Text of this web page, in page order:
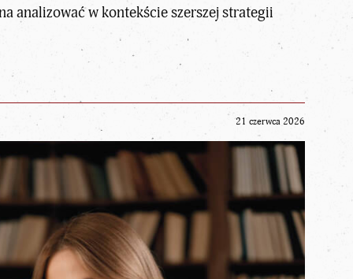
analizować w kontekście szerszej strategii
21 czerwca 2026